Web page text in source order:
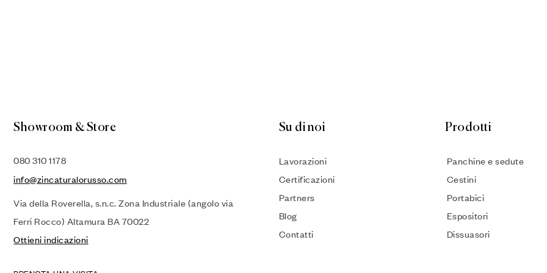
Showroom & Store
080 310 1178
info@zincaturalorusso.com
Via della Roverella, s.n.c. Zona Industriale (angolo via
Ferri Rocco) Altamura BA 70022
Ottieni indicazioni
Su di noi
Lavorazioni
Certificazioni
Partners
Blog
Contatti
Prodotti
Panchine e sedute
Cestini
Portabici
Espositori
Dissuasori